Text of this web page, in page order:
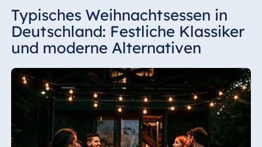
Typisches Weihnachtsessen in
Deutschland: Festliche Klassiker
und moderne Alternativen